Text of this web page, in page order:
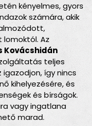
kényelmes, gyors
számára, akik
Az
Kovácshidán
teljes
így nincs
kihelyezésére, és
és bírságok.
vagy ingatlana
marad.